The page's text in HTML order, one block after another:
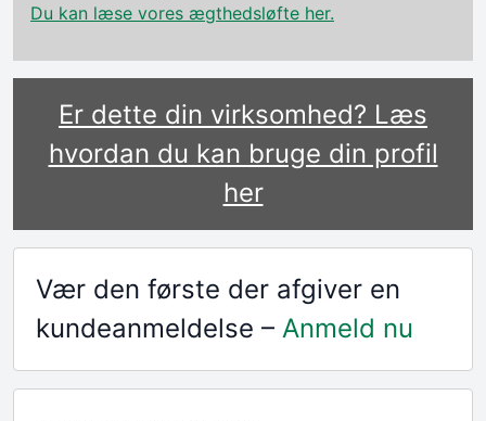
Du kan læse vores ægthedsløfte her.
Er dette din virksomhed? Læs
hvordan du kan bruge din profil
her
Vær den første der afgiver en
kundeanmeldelse – Anmeld nu